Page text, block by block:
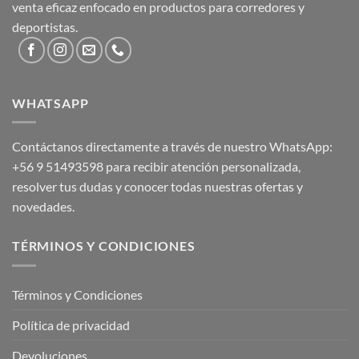
venta eficaz enfocado en productos para corredores y
deportistas.
WHATSAPP
Contáctanos directamente a través de nuestro WhatsApp:
+56 9 51493598 para recibir atención personalizada,
resolver tus dudas y conocer todas nuestras ofertas y
novedades.
TÉRMINOS Y CONDICIONES
Términos y Condiciones
Política de privacidad
Devoluciones